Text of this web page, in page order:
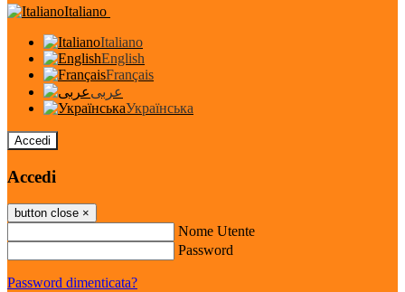
Italiano
Italiano
English
Français
عربى
Українська
Accedi
Accedi
button close ×
Nome Utente
Password
Password dimenticata?